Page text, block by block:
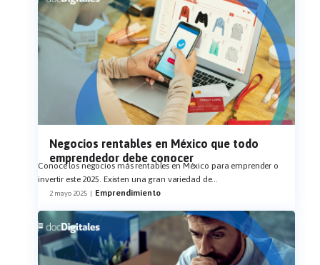
Negocios rentables en México que todo
emprendedor debe conocer
Conoce los negocios más rentables en México para emprender o
invertir este 2025. Existen una gran variedad de...
2 mayo 2025 | Emprendimiento